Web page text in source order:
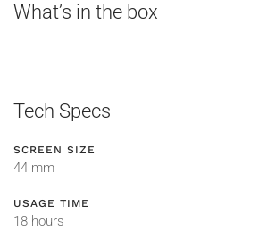
What’s in the box
Tech Specs
SCREEN SIZE
44 mm
USAGE TIME
18 hours